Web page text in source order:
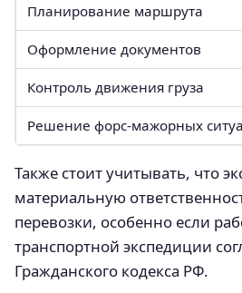
Планирование маршрута
Оформление документов
Контроль движения груза
Решение форс-мажорных
Также стоит учитывать, что
материальную
перевозки, особенно если
транспортной экспедиции
Гражданского кодекса РФ.